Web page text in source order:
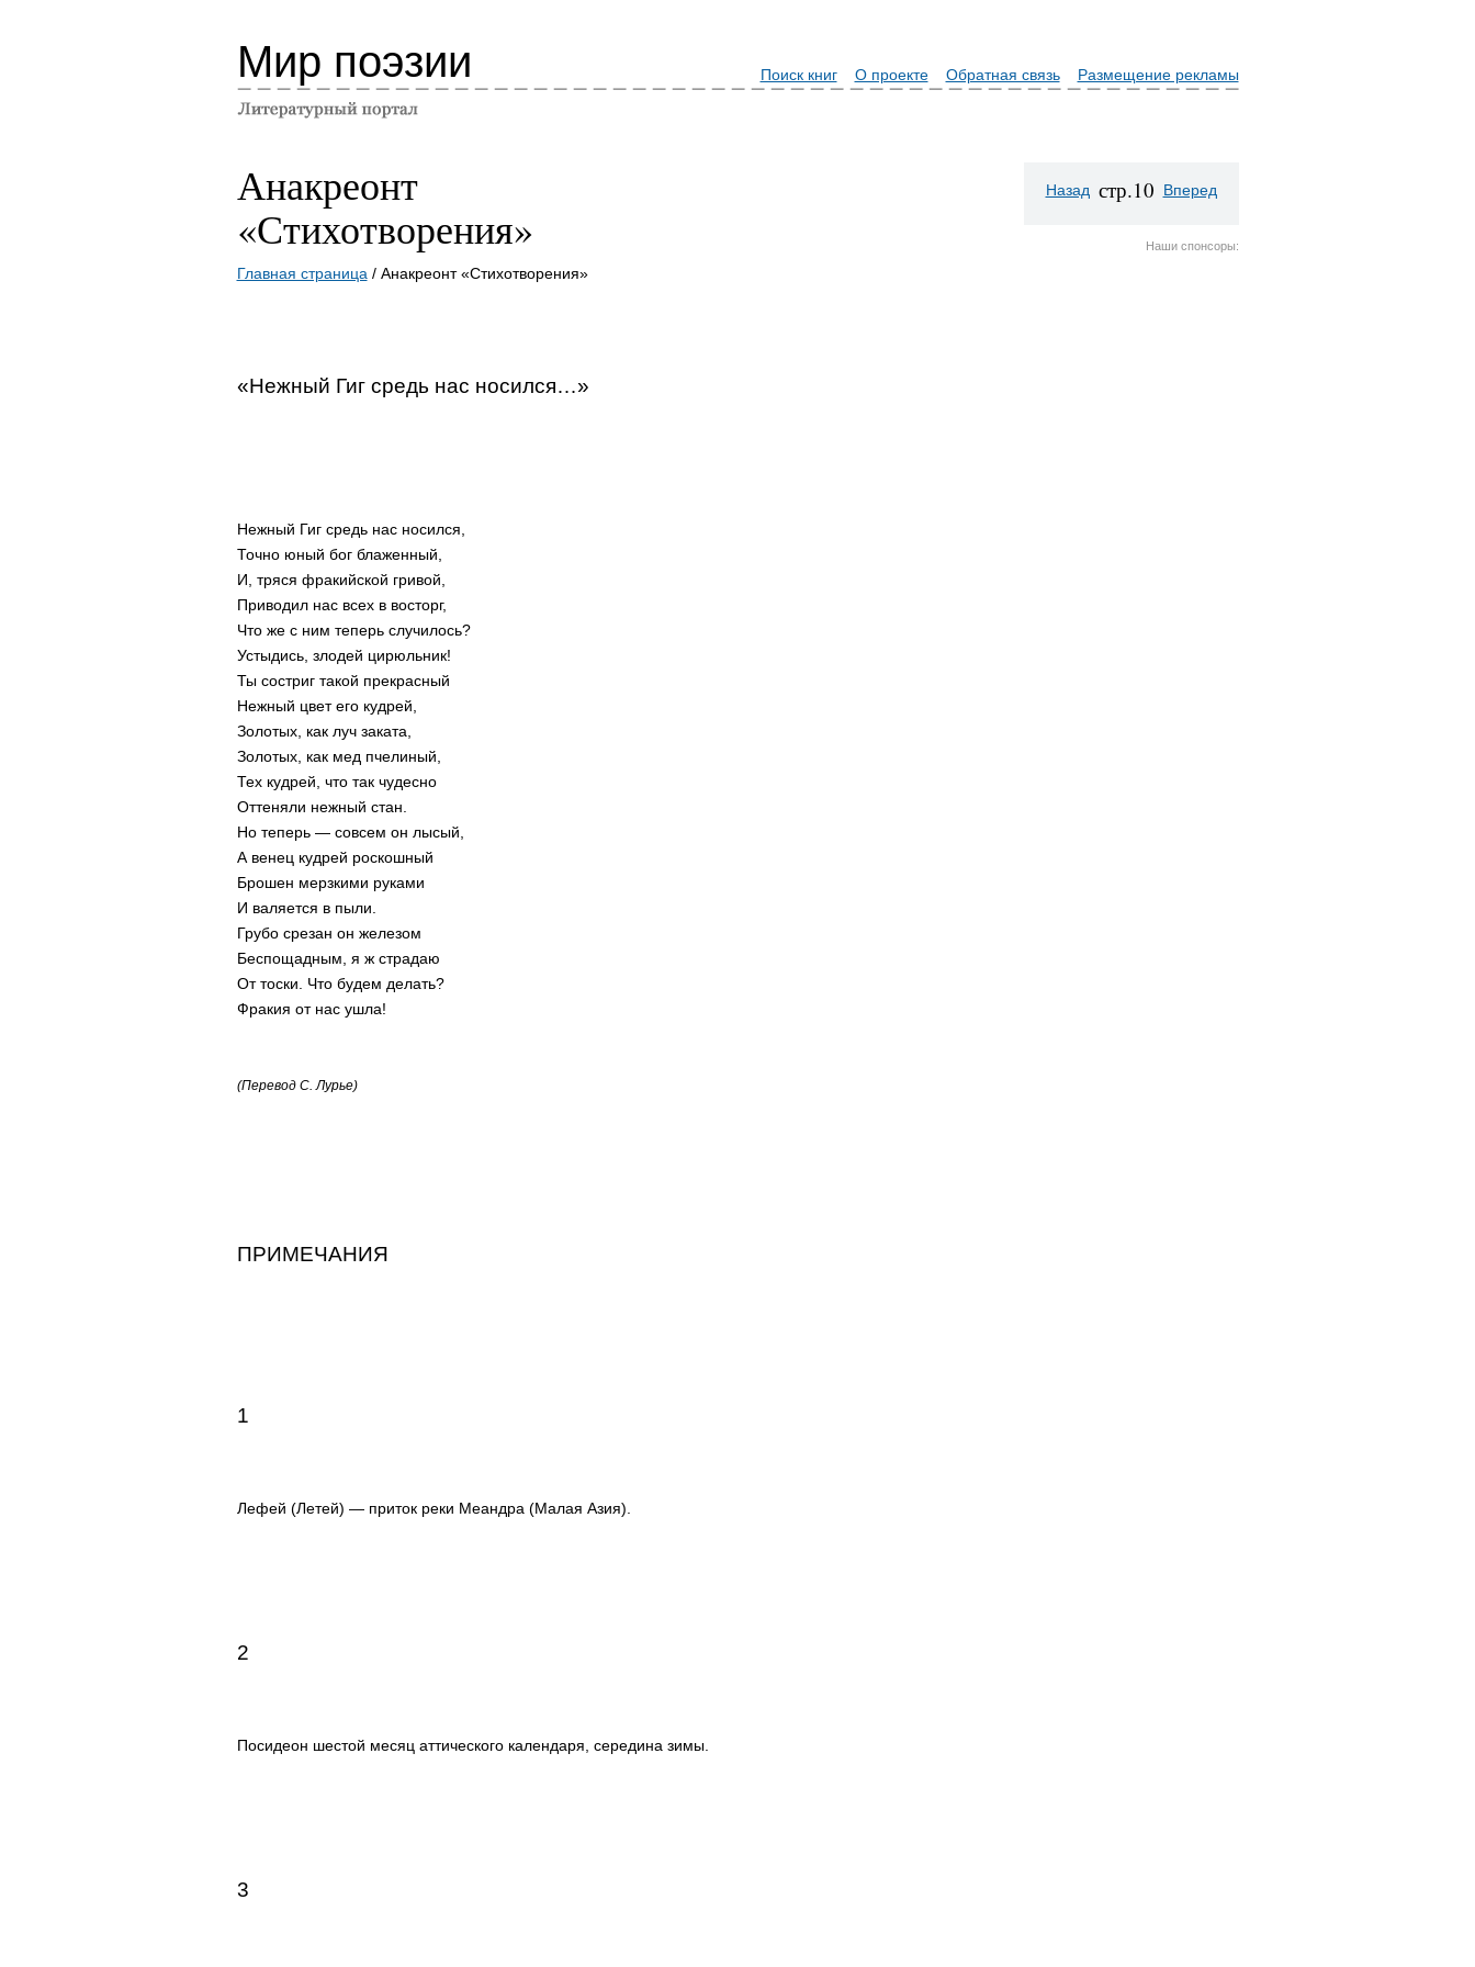
Мир поэзии Поиск книг О проекте Обратная связь Размещение рекламы
Анакреонт
«Стихотворения»
Главная страница / Анакреонт «Стихотворения»
«Нежный Гиг средь нас носился…»
Нежный Гиг средь нас носился,
Точно юный бог блаженный,
И, тряся фракийской гривой,
Приводил нас всех в восторг,
Что же с ним теперь случилось?
Устыдись, злодей цирюльник!
Ты состриг такой прекрасный
Нежный цвет его кудрей,
Золотых, как луч заката,
Золотых, как мед пчелиный,
Тех кудрей, что так чудесно
Оттеняли нежный стан.
Но теперь — совсем он лысый,
А венец кудрей роскошный
Брошен мерзкими руками
И валяется в пыли.
Грубо срезан он железом
Беспощадным, я ж страдаю
От тоски. Что будем делать?
Фракия от нас ушла!
(Перевод С. Лурье)
ПРИМЕЧАНИЯ
1
Лефей (Летей) — приток реки Меандра (Малая Азия).
2
Посидеон шестой месяц аттического календаря, середина зимы.
3
Назад стр.10 Вперед
Наши спонсоры: